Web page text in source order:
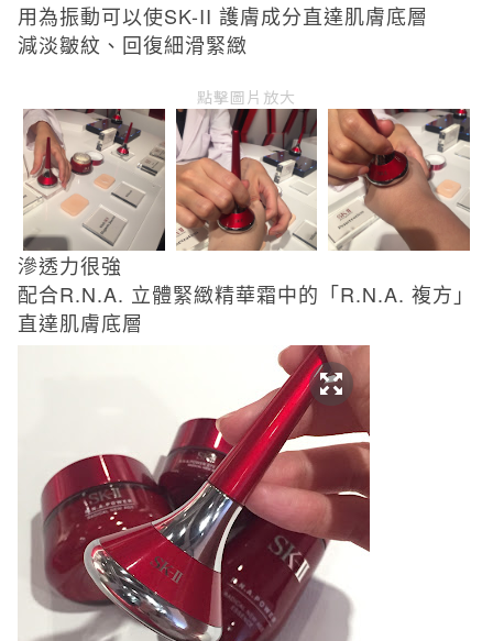
用為振動可以使SK-II 護膚成分直達肌膚底層
減淡皺紋、回復細滑緊緻
點擊圖片放大
滲透力很強
配合R.N.A. 立體緊緻精華霜中的「R.N.A. 複方」
直達肌膚底層